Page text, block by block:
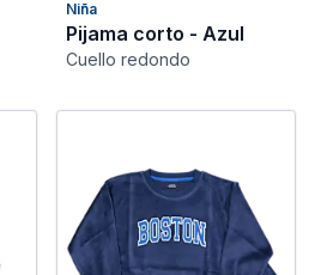
Niña
Pijama corto - Azul
Cuello redondo